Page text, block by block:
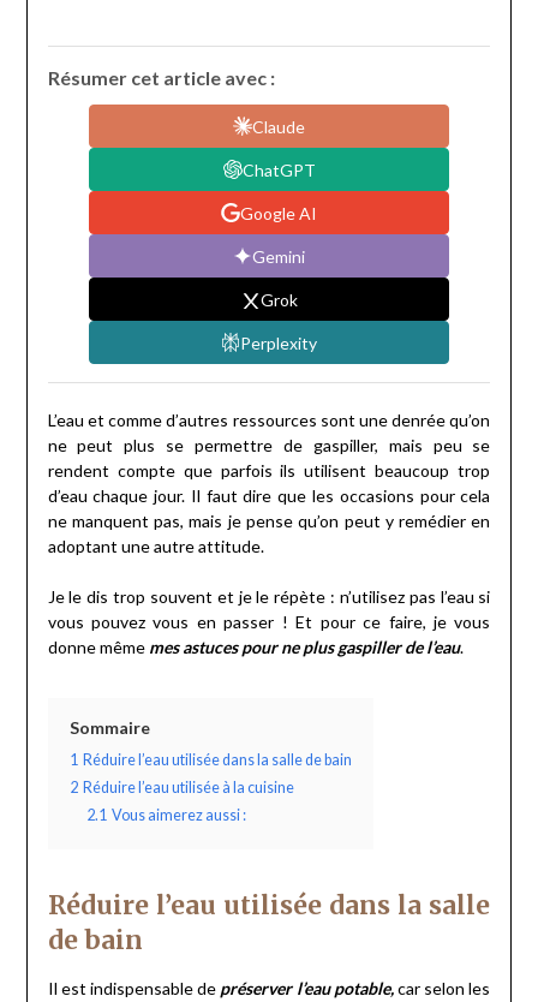
Résumer cet article avec :
Claude
ChatGPT
Google AI
Gemini
Grok
Perplexity
L’eau et comme d’autres ressources sont une denrée qu’on
ne peut plus se permettre de gaspiller, mais peu se
rendent compte que parfois ils utilisent beaucoup trop
d’eau chaque jour. Il faut dire que les occasions pour cela
ne manquent pas, mais je pense qu’on peut y remédier en
adoptant une autre attitude.
Je le dis trop souvent et je le répète : n’utilisez pas l’eau si
vous pouvez vous en passer ! Et pour ce faire, je vous
donne même mes astuces pour ne plus gaspiller de l’eau.
Sommaire
1 Réduire l’eau utilisée dans la salle de bain
2 Réduire l’eau utilisée à la cuisine
2.1 Vous aimerez aussi :
Réduire l’eau utilisée dans la salle
de bain
Il est indispensable de préserver l’eau potable,car selon les